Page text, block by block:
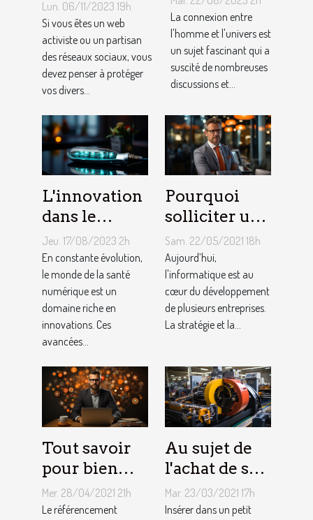
cyber
harcèlement ?
Lun. 06/11/2023 19h
Si vous êtes un web
activiste ou un partisan
des réseaux sociaux, vous
devez penser à protéger
vos divers...
divinatoire
en ligne ?
La connexion entre
l'homme et l'univers est
un sujet fascinant qui a
suscité de nombreuses
discussions et...
L'innovation
dans le
domaine de
la santé
numérique
Jeu. 17/08/2023 2h
En constante évolution,
le monde de la santé
numérique est un
domaine riche en
innovations. Ces
avancées...
Pourquoi
solliciter un
service
informatique
pour PME ?
Sam. 22/05/2021 18h
Aujourd’hui,
l'informatique est au
cœur du développement
de plusieurs entreprises.
La stratégie et la...
Tout savoir
pour bien
choisir un
consultant
Mer. 28/04/2021 21h
Le référencement
Au sujet de
l'achat de sa
propre
machine à
Mar. 23/03/2021 17h
Insérer dans un petit